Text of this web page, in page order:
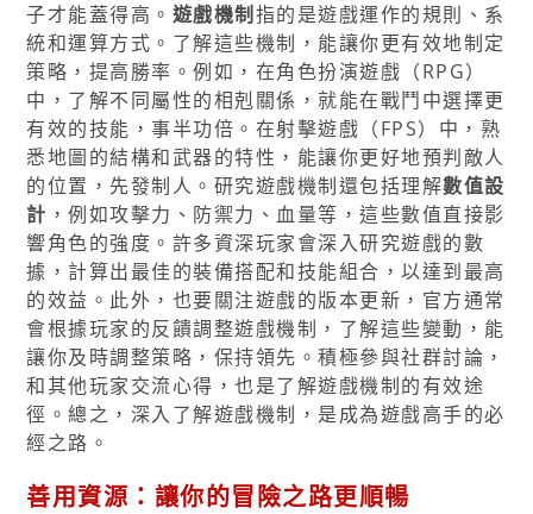
子才能蓋得高。 遊戲機制 指的是遊戲運作的規則、系
統和運算方式。了解這些機制，能讓你更有效地制定
策略，提高勝率。例如，在角色扮演遊戲（RPG）
中，了解不同屬性的相剋關係，就能在戰鬥中選擇更
有效的技能，事半功倍。在射擊遊戲（FPS）中，熟
悉地圖的結構和武器的特性，能讓你更好地預判敵人
的位置，先發制人。研究遊戲機制還包括理解數值設
計 ，例如攻擊力、防禦力、血量等，這些數值直接影
響角色的強度。許多資深玩家會深入研究遊戲的數
據，計算出最佳的裝備搭配和技能組合，以達到最高
的效益。此外，也要關注遊戲的版本更新，官方通常
會根據玩家的反饋調整遊戲機制，了解這些變動，能
讓你及時調整策略，保持領先。積極參與社群討論，
和其他玩家交流心得，也是了解遊戲機制的有效途
徑。總之，深入了解遊戲機制，是成為遊戲高手的必
經之路。
善用資源：讓你的冒險之路更順暢